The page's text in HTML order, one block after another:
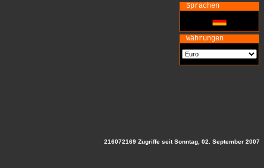
Sprachen
Währungen
216072169 Zugriffe seit Sonntag, 02. September 2007